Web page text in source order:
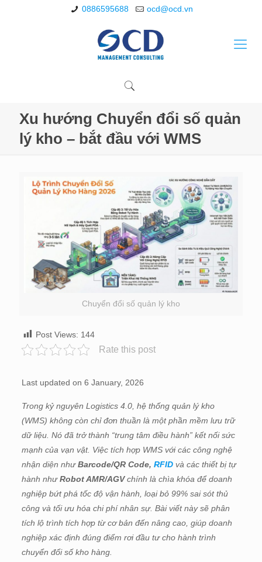
0886595688 ocd@ocd.vn
Xu hướng Chuyển đổi số quản
lý kho – bắt đầu với WMS
Chuyển đổi số quản lý kho
Post Views: 144
Rate this post
Last updated on 6 January, 2026
Trong kỷ nguyên Logistics 4.0, hệ thống quản lý kho
(WMS) không còn chỉ đơn thuần là một phần mềm lưu trữ
dữ liệu. Nó đã trở thành “trung tâm điều hành” kết nối sức
mạnh của vạn vật. Việc tích hợp WMS với các công nghệ
nhận diện nhưBarcode/QR Code, RFIDvà các thiết bị tự
hành nhưRobot AMR/AGVchính là chìa khóa để doanh
nghiệp bứt phá tốc độ vận hành, loại bỏ 99% sai sót thủ
công và tối ưu hóa chi phí nhân sự. Bài viết này sẽ phân
tích lộ trình tích hợp từ cơ bản đến nâng cao, giúp doanh
nghiệp xác định đúng điểm rơi đầu tư cho hành trình
chuyển đổi số kho hàng.